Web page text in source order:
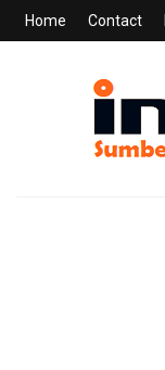
Home Contact